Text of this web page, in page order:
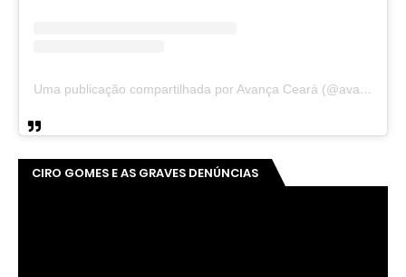
Uma publicação compartilhada por Avança Ceará (@avancaceara)
CIRO GOMES E AS GRAVES DENÚNCIAS